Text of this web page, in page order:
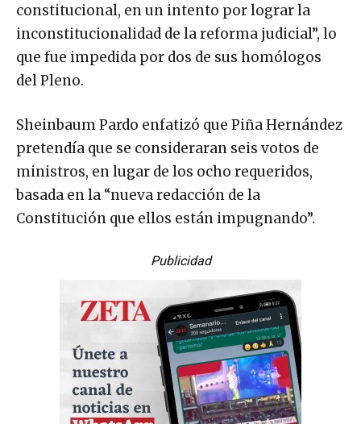
constitucional, en un intento por lograr la
inconstitucionalidad de la reforma judicial”, lo
que fue impedida por dos de sus homólogos
del Pleno.
Sheinbaum Pardo enfatizó que Piña Hernández
pretendía que se consideraran seis votos de
ministros, en lugar de los ocho requeridos,
basada en la “nueva redacción de la
Constitución que ellos están impugnando”.
Publicidad